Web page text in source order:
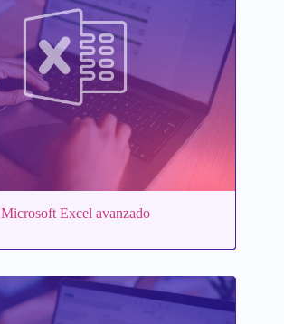
Microsoft Excel avanzado